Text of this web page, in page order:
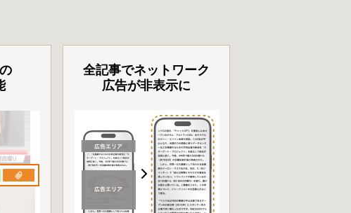
全記事でネットワーク
広告が非表示に